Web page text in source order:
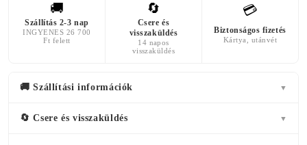
🚚
Szállítás 2-3 nap
INGYENES 26 700
Ft felett
🔄
Csere és
visszaküldés
14 napos
visszaküldés
💳
Biztonságos fizetés
Kártya, utánvét
🚚 Szállítási információk ▼
🔄 Csere és visszaküldés ▼